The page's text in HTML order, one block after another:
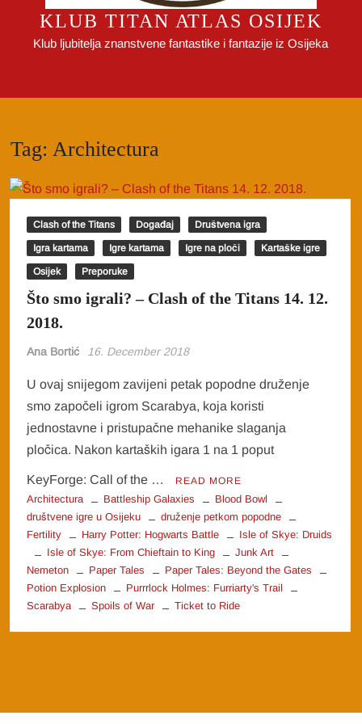
KLUB TITAN ATLAS OSIJEK
Klub ljubitelja znanstvene fantastike i fantazije iz Osijeka
Tag:Architectura
Clash of the Titans Događaj Društvena igra
Igra kartama Igre kartama Igre na ploči Kartaške igre
Osijek Preporuke
Što smo igrali? – Clash of the Titans 14. 12.
2018.
Ana Bortić 16. December 2018
U ovaj snijegom zavijeni petak popodne druženje
smo započeli igrom Scarabya, koja koristi
jednostavne i pristupačne mehanike slaganja
pločica. Nakon kartaških igara 1 na 1 poput
KeyForge: Call of the … READ MORE
Architectura Battleship Galaxies
Blood Bowl
društvene igre u Osijeku
druženje petkom popodne
Fertility
Harry Potter: Hogwarts Battle
Isle of Skye: Druids
Isle of Skye: From Chieftain to King
Junk Art
Nemeton
Paper Tales
Paper Tales: Beyond the Gates
Potion Explosion
Purrrlock Holmes: Furriarty's Trail
Scarabya
Spoils of War Ticket to Ride